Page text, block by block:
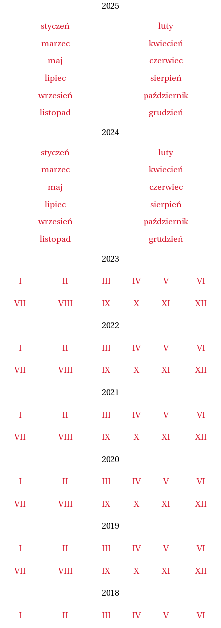
2025
styczeń
luty
marzec
kwiecień
maj
czerwiec
lipiec
sierpień
wrzesień
październik
listopad
grudzień
2024
styczeń
luty
marzec
kwiecień
maj
czerwiec
lipiec
sierpień
wrzesień
październik
listopad
grudzień
2023
I II III IV V VI
VII VIII IX X XI XII
2022
I II III IV V VI
VII VIII IX X XI XII
2021
I II III IV V VI
VII VIII IX X XI XII
2020
I II III IV V VI
VII VIII IX X XI XII
2019
I II III IV V VI
VII VIII IX X XI XII
2018
I II III IV V VI